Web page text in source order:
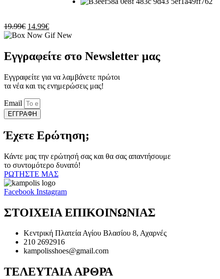
του
προϊόντος
19.99€ Original
price
19.99€.
14.99€Η
τρέχουσα
είναι:
14.99€.
Εγγραφείτε στο Newsletter μας
Εγγραφείτε για να λαμβάνετε πρώτοι
τα νέα και τις ενημερώσεις μας!
Email
ΕΓΓΡΑΦΗ
Έχετε Ερώτηση;
Κάντε μας την ερώτησή σας και θα σας απαντήσουμε
το συντομότερο δυνατό!
ΡΩΤΗΣΤΕ ΜΑΣ
Facebook Instagram
ΣΤΟΙΧΕΙΑ ΕΠΙΚΟΙΝΩΝΙΑΣ
Κεντρική Πλατεία Αγίου Βλασίου 8, Αχαρνές
210 2692916
kampolisshoes@gmail.com
ΤΕΛΕΥΤΑΙΑ ΑΡΘΡΑ